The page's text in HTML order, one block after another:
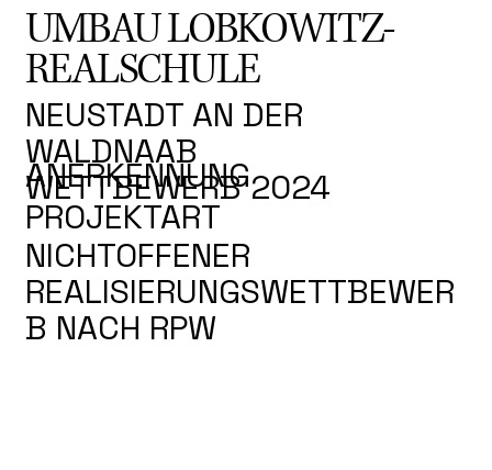
UMBAU LOBKOWITZ-
REALSCHULE
NEUSTADT AN DER
WALDNAAB
WETTBEWERB 2024
ANERKENNUNG
PROJEKTART
NICHTOFFENER
REALISIERUNGSWETTBEWER
B NACH RPW